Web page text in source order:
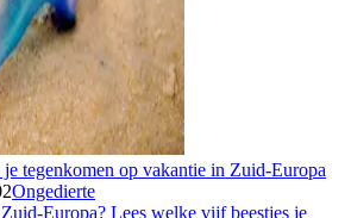
je tegenkomen op vakantie in Zuid-Europa
Ongedierte
Europa? Lees welke vijf beestjes je